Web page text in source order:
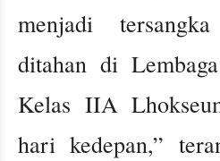
menjadi
ditahan di
Kelas IIA
hari kedepan,”